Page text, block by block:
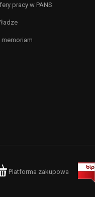
pracy w PANS
memoriam
Platforma zakupowa